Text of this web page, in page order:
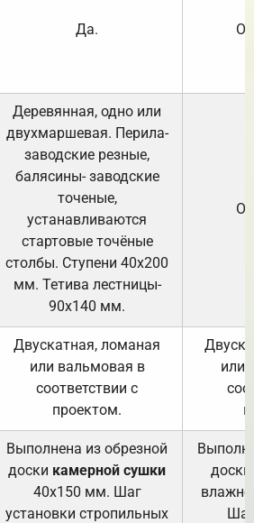
Да.
Деревянная, одно или
двухмаршевая. Перила-
заводские резные,
балясины- заводские
точеные,
устанавливаются
стартовые точёные
столбы. Ступени 40х200
мм. Тетива лестницы-
90х140 мм.
Двускатная, ломаная
или вальмовая в
соответствии с
проектом.
или
Выполнена из обрезной
доски камерной сушки
40х150 мм. Шаг
установки стропильных
доски